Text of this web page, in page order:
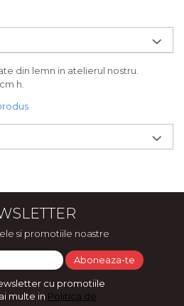
colorat
din lemn in atelierul nostru.
h.
si promotiile noastre
cu promotiile
multe in Politica de